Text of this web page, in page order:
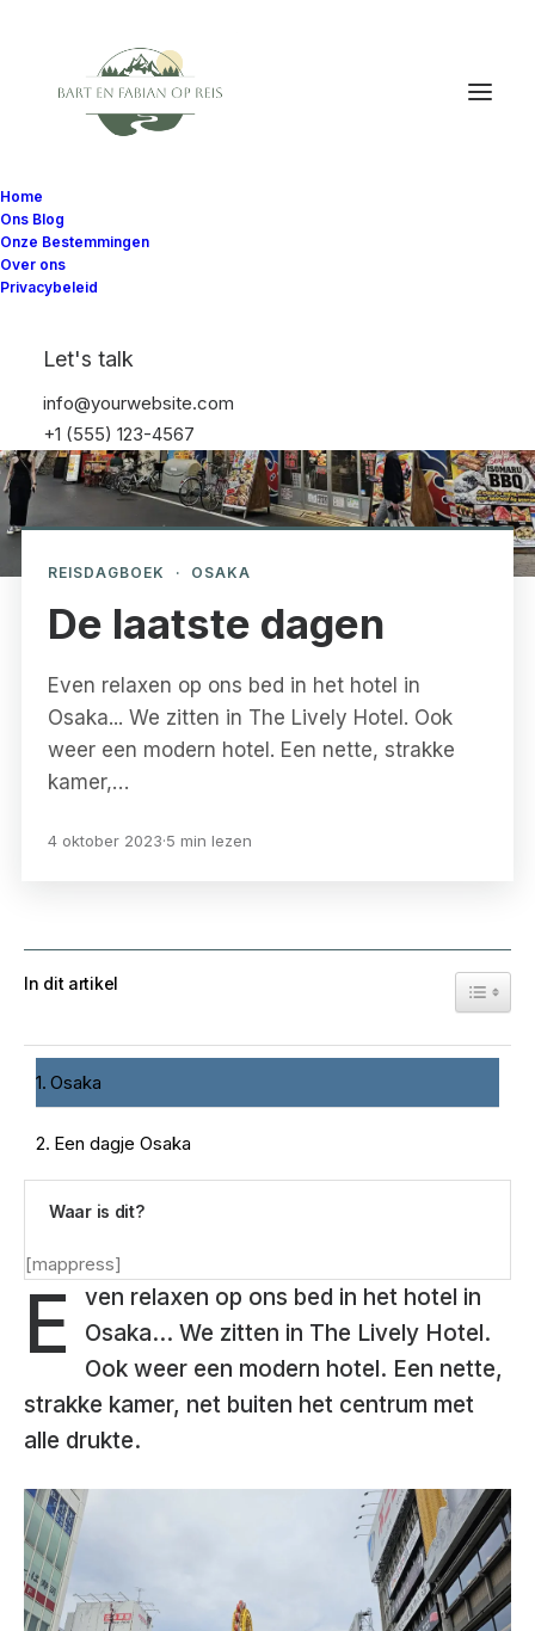
Home
Ons Blog
Onze Bestemmingen
Over ons
Privacybeleid
Let's talk
info@yourwebsite.com
+1 (555) 123-4567
REISDAGBOEK · OSAKA
De laatste dagen
Even relaxen op ons bed in het hotel in
Osaka... We zitten in The Lively Hotel. Ook
weer een modern hotel. Een nette, strakke
kamer,…
4 oktober 2023·5 min lezen
E
ven relaxen op ons bed in het hotel in
Osaka… We zitten in The Lively Hotel.
Ook weer een modern hotel. Een nette,
strakke kamer, net buiten het centrum met
alle drukte.
Waar is dit?
[mappress]
In dit artikel Toggle
Osaka
Een dagje Osaka